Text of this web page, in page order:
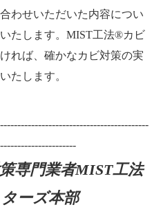
わせいただいた内容につい
たします。MIST工法®カビ
れば、確かなカビ対策の実
たします。
専門業者MIST工法
ーズ本部